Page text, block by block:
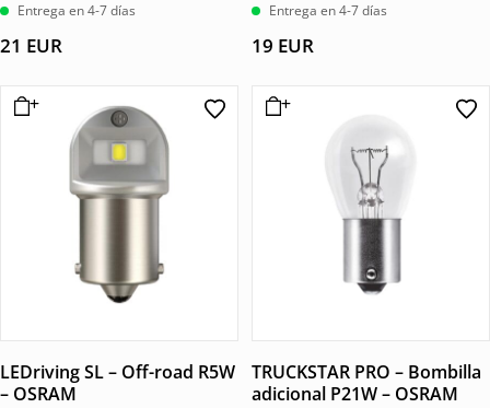
Entrega en 4-7 días
21 EUR
Entrega en 4-7 días
19 EUR
LEDriving SL – Off-road R5W
– OSRAM
TRUCKSTAR PRO – Bombilla
adicional P21W – OSRAM